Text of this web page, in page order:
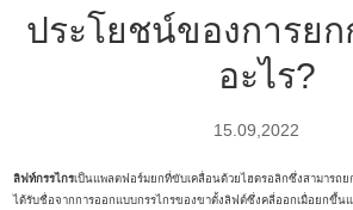
ประโยชน์ของการยก
อะไร?
15.09,2022
ลิฟท์กรรไกรเป็นแพลตฟอร์มยกที่ขับเคลื่อนด้วยไฮดรอลิกซึ่งสามารถ
ได้รับชื่อจากการออกแบบกรรไกรของขาตั้งลิฟต์ซึ่งคลี่ออกเมื่อยกขึ้น